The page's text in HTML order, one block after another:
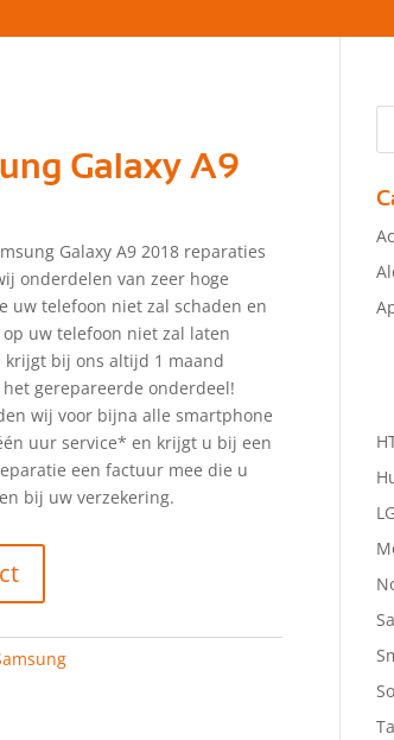
Galaxy A9
Galaxy A9 2018 reparaties
onderdelen van zeer hoge
uw telefoon niet zal schaden en
uw telefoon niet zal laten
krijgt bij ons altijd 1 maand
gerepareerde onderdeel!
wij voor bijna alle smartphone
uur service* en krijgt u bij een
een factuur mee die u
bij uw verzekering.
LG